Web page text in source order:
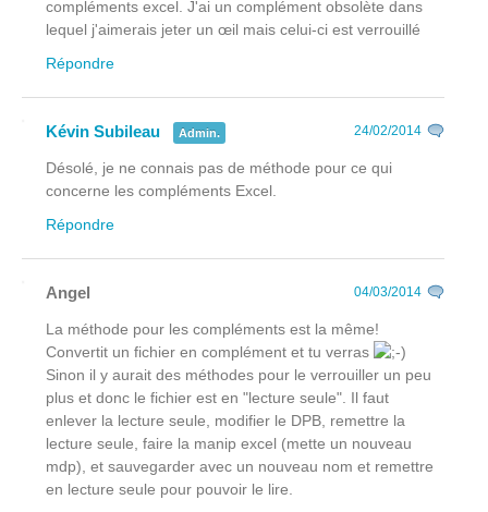
compléments excel. J'ai un complément obsolète dans
lequel j'aimerais jeter un œil mais celui-ci est verrouillé
Répondre
Kévin Subileau Admin. 24/02/2014
Désolé, je ne connais pas de méthode pour ce qui
concerne les compléments Excel.
Répondre
Angel 04/03/2014
La méthode pour les compléments est la même!
Convertit un fichier en complément et tu verras
Sinon il y aurait des méthodes pour le verrouiller un peu
plus et donc le fichier est en "lecture seule". Il faut
enlever la lecture seule, modifier le DPB, remettre la
lecture seule, faire la manip excel (mette un nouveau
mdp), et sauvegarder avec un nouveau nom et remettre
en lecture seule pour pouvoir le lire.